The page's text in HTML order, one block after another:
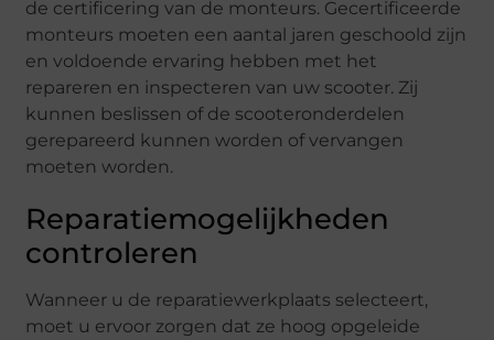
de certificering van de monteurs. Gecertificeerde
monteurs moeten een aantal jaren geschoold zijn
en voldoende ervaring hebben met het
repareren en inspecteren van uw scooter. Zij
kunnen beslissen of de scooteronderdelen
gerepareerd kunnen worden of vervangen
moeten worden.
Reparatiemogelijkheden
controleren
Wanneer u de reparatiewerkplaats selecteert,
moet u ervoor zorgen dat ze hoog opgeleide